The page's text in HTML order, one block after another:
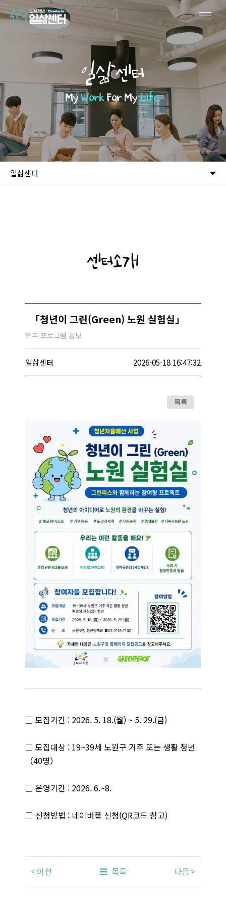
일삶센터
MyWorkFor MyLife.
일삶센터
센터소개
「청년이 그린(Green) 노원 실험실」
외부 프로그램 홍보
일삶센터 2026-05-18 16:47:32
목록
□ 모집기간 : 2026. 5. 18.(월) ~ 5. 29.(금)
□ 모집대상 : 19~39세 노원구 거주 또는 생활 청년
（40명）
□ 운영기간 : 2026. 6.~8.
□ 신청방법 : 네이버폼 신청(QR코드 참고)
이전 목록 다음